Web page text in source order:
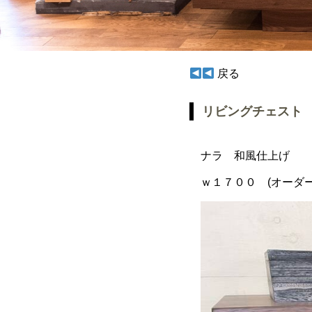
戻る
リビングチェスト
ナラ 和風仕上げ
ｗ１７００ (オーダ